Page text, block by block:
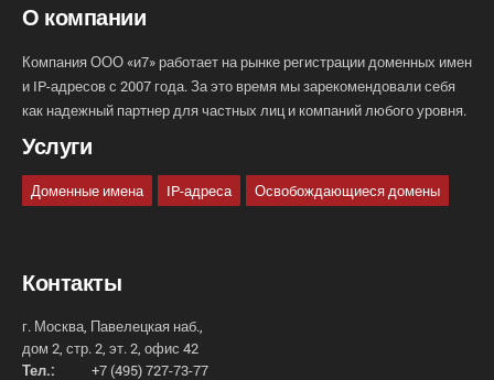
О компании
Компания ООО «и7» работает на рынке регистрации доменных имен
и IP-адресов с 2007 года. За это время мы зарекомендовали себя
как надежный партнер для частных лиц и компаний любого уровня.
Услуги
Доменные имена IP-адреса Освобождающиеся домены
Контакты
г. Москва, Павелецкая наб.,
дом 2, стр. 2, эт. 2, офис 42
Тел.:
+7 (495) 727-73-77